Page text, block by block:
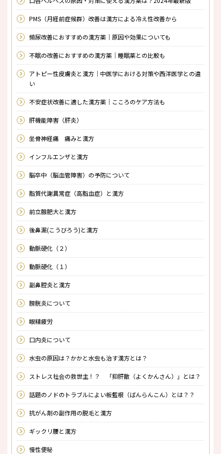
PMS（月経前症候群）改善は漢方による冷え性改善から
頻尿改善におすすめの漢方薬｜原因や効果についても
不眠の改善におすすめの漢方薬｜睡眠薬との比較も
アトピー性皮膚炎と漢方｜中医学における対策や西洋医学との違
い
不安症状改善に適した漢方薬｜こころのケア方法も
肝機能障害（肝炎）
坐骨神経痛 痛みと漢方
インフルエンザと漢方
脳卒中（脳血管障害）の予防について
脂質代謝異常症（高脂血症）と漢方
前立腺肥大と漢方
後鼻漏(こうびろう)と漢方
動脈硬化（２）
動脈硬化（１）
副鼻腔炎と漢方
膀胱炎について
眼精疲労
口内炎について
水虫の原因は？かかと水虫も治す漢方とは？
ストレス社会の救世主！？ 「抑肝散（よくかんさん）」とは？
話題のノドのトラブルによい板藍根（ばんらんこん）とは？？
抗がん剤の副作用の脱毛と漢方
ギックリ腰と漢方
慢性便秘